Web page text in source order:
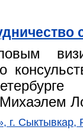
г. Сыктывкар,